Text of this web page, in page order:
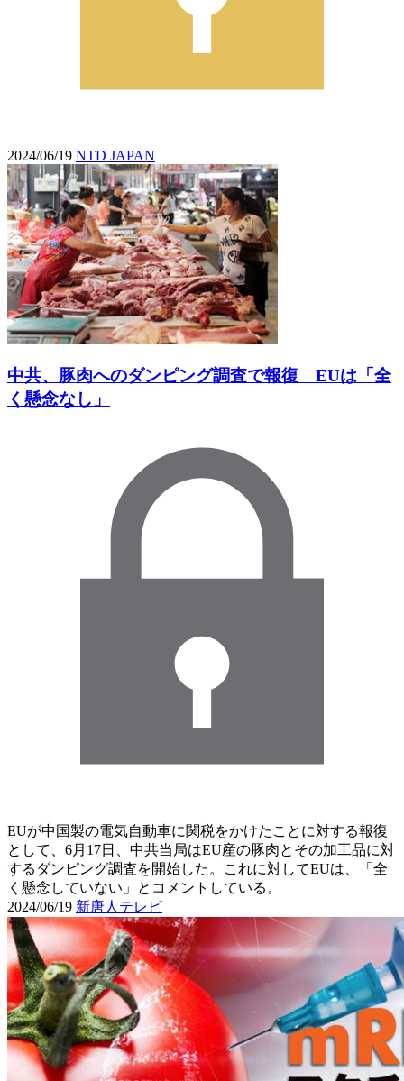
2024/06/19 NTD JAPAN
中共、豚肉へのダンピング調査で報復 EUは「全
く懸念なし」
EUが中国製の電気自動車に関税をかけたことに対する報復
として、6月17日、中共当局はEU産の豚肉とその加工品に対
するダンピング調査を開始した。これに対してEUは、「全
く懸念していない」とコメントしている。
2024/06/19 新唐人テレビ